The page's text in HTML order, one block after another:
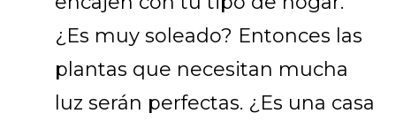
¿Es muy soleado? Entonces las
plantas que necesitan mucha
luz serán perfectas. ¿Es una casa